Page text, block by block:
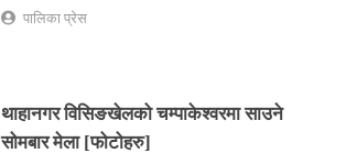
पालिका प्रेस
थाहानगर विसिङखेलको चम्पाकेश्वरमा साउने
सोमबार मेला [फोटोहरु]